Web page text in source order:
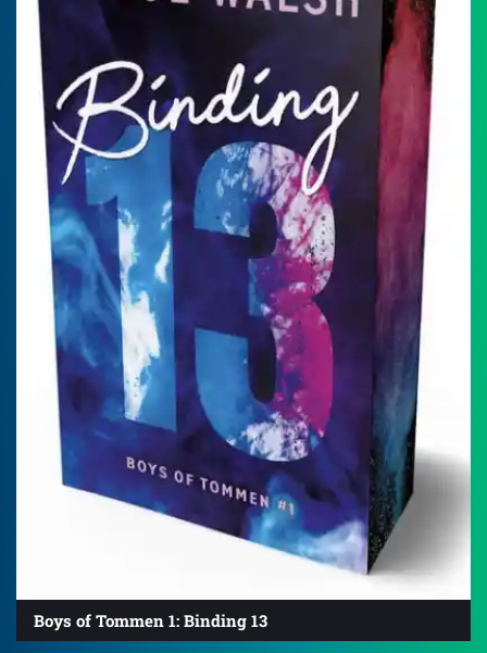
Boys of Tommen 1: Binding 13